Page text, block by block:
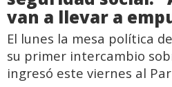
van a llevar a
El lunes la mesa política
su primer intercambio
ingresó este viernes al